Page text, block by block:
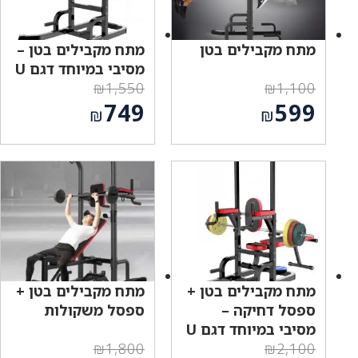
מתח מקבילים בטן
₪1,100
המחיר
המקורי
היה:
₪1,100.
₪599
הנוכחי
מתח מקבילים בטן –
מסיבי במיוחד דגם U
₪1,550
המחיר
המקורי
היה:
₪1,550.
₪749
הנוכחי
הוא:
₪749.
מתח מקבילים בטן +
ספסל דחיקה –
מסיבי במיוחד דגם U
₪2,100
מתח מקבילים בטן +
ספסל משקולות
₪1,800